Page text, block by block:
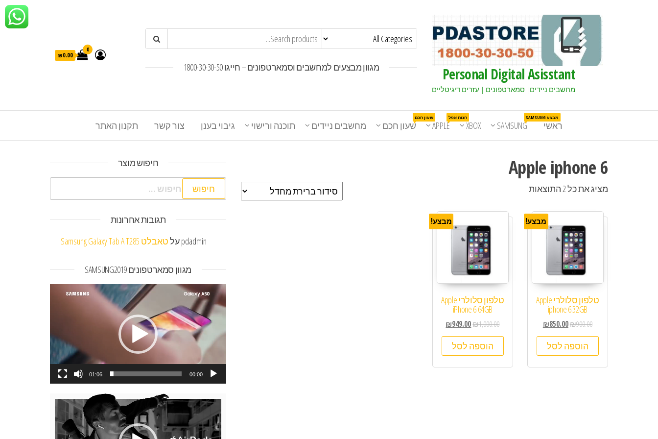
Personal Digital Asisstant
מחשבים ניידים| סמארטפונים | עזרים דיגיטליים
מגוון מבצעים למחשבים וסמארטפונים – חייגו 1800-30-30-50
0
₪0.00
ראשי SAMSUNG
מבצע SAMSUNG
XBOX
APPLE
חנות אפל
שעון חכם
שעון חכם
מחשבים ניידים תוכנה ורישוי גיבוי בענן צור קשר תקנון האתר
Apple iphone 6
מציג את כל 2 התוצאות
מבצע!
טלפון סלולרי Apple
iphone 6 32GB
₪900.00
₪850.00
הוספה לסל
מבצע!
טלפון סלולרי Apple
iPhone 6 64GB
₪1,000.00
₪949.00
הוספה לסל
חיפוש מוצר
חיפוש:
תגובות אחרונות
pdadminעלטאבלט Samsung Galaxy Tab A T285
מגוון סמארטפונים SAMSUNG2019
נגן
וידאו
00:00
01:06
נגן
וידאו